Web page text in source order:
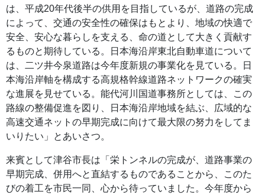
は、平成20年代後半の供用を目指しているが、道路の完成
によって、交通の安全性の確保はもとより、地域の快適で
安全、安心な暮らしを支える、命の道として大きく貢献す
るものと期待している。日本海沿岸東北自動車道について
は、二ツ井今泉道路は今年度新規の事業化を見ている。日
本海沿岸軸を構成する高規格幹線道路ネットワークの確実
な進展を見せている。能代河川国道事務所としては、この
路線の整備促進を図り、日本海沿岸地域を結ぶ、広域的な
高速交通ネットの早期完成に向けて最大限の努力をしてま
いりたい」とあいさつ。
来賓として津谷市長は「栄トンネルの完成が、道路事業の
早期完成、併用へと直結するものであることから、このた
びの着工を市民一同、心から待っていました。今年度から